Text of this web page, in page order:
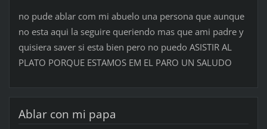
no pude ablar com mi abuelo una persona que aunque
no esta aqui la seguire queriendo mas que ami padre y
quisiera saver si esta bien pero no puedo ASISTIR AL
PLATO PORQUE ESTAMOS EM EL PARO UN SALUDO
Ablar con mi papa